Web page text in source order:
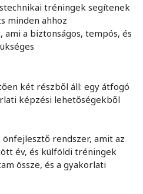
tréningek segítenek
minden ahhoz
a biztonságos, tempós, és
két részből áll: egy átfogó
képzési lehetőségekből
rendszer, amit az
év, és külföldi tréningek
össze, és a gyakorlati